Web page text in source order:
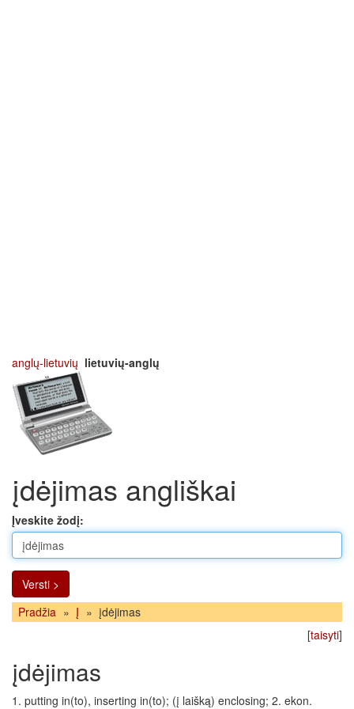
anglų-lietuvių lietuvių-anglų
įdėjimas angliškai
Įveskite žodį:
Versti >
Pradžia » Į » įdėjimas
[taisyti]
įdėjimas
1. putting in(to), inserting in(to); (į laišką) enclosing; 2. ekon.